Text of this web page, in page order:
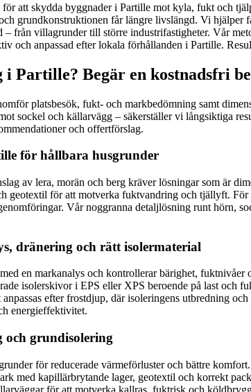
att skydda byggnader i Partille mot kyla, fukt och
grundkonstruktionen får längre livslängd. Vi hjälper
från villagrunder till större industrifastigheter. Vår
och anpassad efter lokala förhållanden i Partille.
Partille? Begär en kostnadsfri
platsbesök, fukt- och markbedömning samt
sockel och källarvägg – säkerställer vi långsiktiga
och offertförslag.
för hållbara husgrunder
av lera, morän och berg kräver lösningar som är
geotextil för att motverka fuktvandring och tjällyft.
Vår noggranna detaljlösning runt hörn,
dränering och rätt isolermaterial
en markanalys och kontrollerar bärighet,
isolerskivor i EPS eller XPS beroende på last och
efter frostdjup, där isoleringens utbredning
energieffektivitet.
grundisolering
för reducerade värmeförluster och bättre komfort.
med kapillärbrytande lager, geotextil och korrekt
för att motverka kallras, fuktrisk och